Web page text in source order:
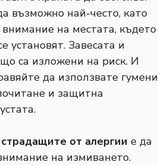
възможно най-често, като
на местата, където
установят. Завесата и
са изложени на риск. И
да използвате гумени
и защитна
от алергии е да
на измиването.